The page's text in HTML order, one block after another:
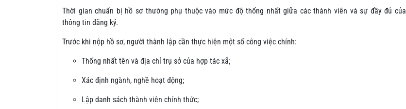
Thời gian chuẩn bị hồ sơ thường phụ thuộc vào mức độ thống nhất giữa các thành viên và sự đầy đủ của
thông tin đăng ký.
Trước khi nộp hồ sơ, người thành lập cần thực hiện một số công việc chính:
Thống nhất tên và địa chỉ trụ sở của hợp tác xã;
Xác định ngành, nghề hoạt động;
Lập danh sách thành viên chính thức;